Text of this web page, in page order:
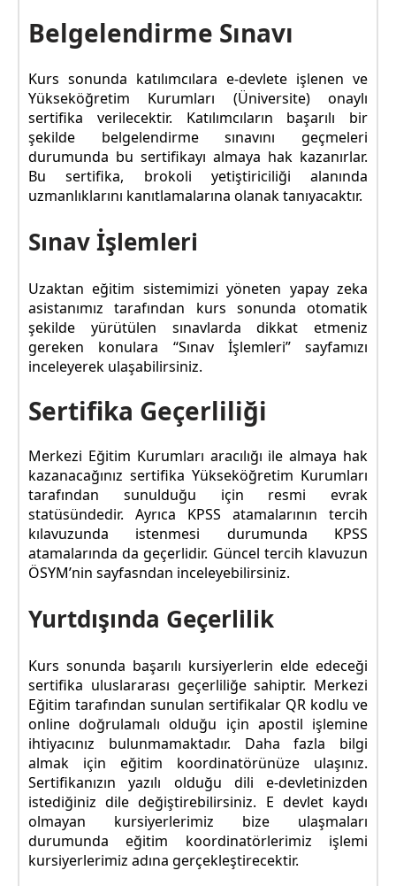
Belgelendirme Sınavı
Kurs sonunda katılımcılara e-devlete işlenen ve
Yükseköğretim Kurumları (Üniversite) onaylı
sertifika verilecektir. Katılımcıların başarılı bir
şekilde belgelendirme sınavını geçmeleri
durumunda bu sertifikayı almaya hak kazanırlar.
Bu sertifika, brokoli yetiştiriciliği alanında
uzmanlıklarını kanıtlamalarına olanak tanıyacaktır.
Sınav İşlemleri
Uzaktan eğitim sistemimizi yöneten yapay zeka
asistanımız tarafından kurs sonunda otomatik
şekilde yürütülen sınavlarda dikkat etmeniz
gereken konulara “Sınav İşlemleri” sayfamızı
inceleyerek ulaşabilirsiniz.
Sertifika Geçerliliği
Merkezi Eğitim Kurumları aracılığı ile almaya hak
kazanacağınız sertifika Yükseköğretim Kurumları
tarafından sunulduğu için resmi evrak
statüsündedir. Ayrıca KPSS atamalarının tercih
kılavuzunda istenmesi durumunda KPSS
atamalarında da geçerlidir. Güncel tercih klavuzun
ÖSYM’nin sayfasndan inceleyebilirsiniz.
Yurtdışında Geçerlilik
Kurs sonunda başarılı kursiyerlerin elde edeceği
sertifika uluslararası geçerliliğe sahiptir. Merkezi
Eğitim tarafından sunulan sertifikalar QR kodlu ve
online doğrulamalı olduğu için apostil işlemine
ihtiyacınız bulunmamaktadır. Daha fazla bilgi
almak için eğitim koordinatörünüze ulaşınız.
Sertifikanızın yazılı olduğu dili e-devletinizden
istediğiniz dile değiştirebilirsiniz. E devlet kaydı
olmayan kursiyerlerimiz bize ulaşmaları
durumunda eğitim koordinatörlerimiz işlemi
kursiyerlerimiz adına gerçekleştirecektir.